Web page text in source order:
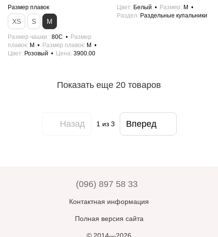
Размер плавок
XS S M
Размер чашки 80C
Размер
плавок M Размер плавок M
Цвет
Розовый Цена 3900.00
Цвет Белый Размер
M
Раздел
Раздельные купальники
Показать еще 20 товаров
Назад 1 из 3 Вперед
(096) 897 58 33
Контактная информация
Полная версия сайта